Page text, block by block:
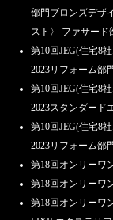
部門ブロンズデザ
スト〉 ファサー
第10回JEG(住宅8
2023リフォーム部
第10回JEG(住宅8
2023スタンダード
第10回JEG(住宅8
2023リフォーム部
第18回オンリーワ
第18回オンリーワ
第18回オンリーワ